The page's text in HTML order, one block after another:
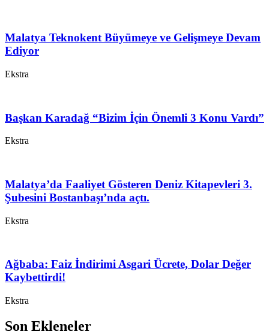
Malatya Teknokent Büyümeye ve Gelişmeye Devam
Ediyor
Ekstra
Başkan Karadağ “Bizim İçin Önemli 3 Konu Vardı”
Ekstra
Malatya’da Faaliyet Gösteren Deniz Kitapevleri 3.
Şubesini Bostanbaşı’nda açtı.
Ekstra
Ağbaba: Faiz İndirimi Asgari Ücrete, Dolar Değer
Kaybettirdi!
Ekstra
Son Ekleneler